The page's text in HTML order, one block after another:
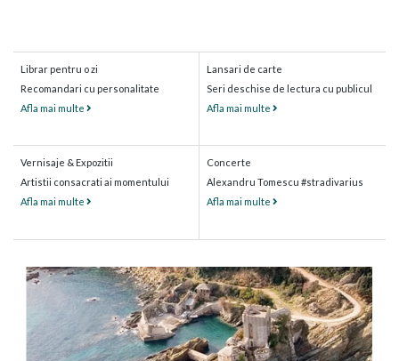
Librar pentru o zi
Recomandari cu personalitate
Afla mai multe
Lansari de carte
Seri deschise de lectura cu publicul
Afla mai multe
Vernisaje & Expozitii
Artistii consacrati ai momentului
Afla mai multe
Concerte
Alexandru Tomescu #stradivarius
Afla mai multe